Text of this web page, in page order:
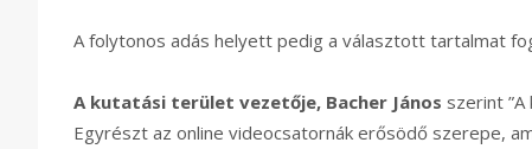
A folytonos adás helyett pedig a választott tartalmat
A kutatási terület vezetője, Bacher János szerint
Egyrészt az online videocsatornák erősödő szerepe,